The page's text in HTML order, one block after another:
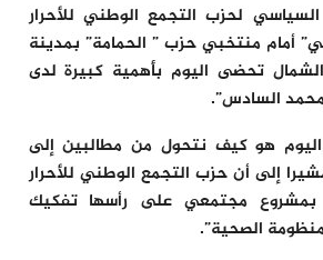
لحزب التجمع الوطني للأحرار
أمام منتخبي حزب ” الحمامة” بمدينة
تحضى اليوم بأهمية كبيرة لدى
السادس”.
هو كيف نتحول من مطالبين إلى
إلى أن حزب التجمع الوطني للأحرار
مجتمعي على رأسها تفكيك
الصحية”.